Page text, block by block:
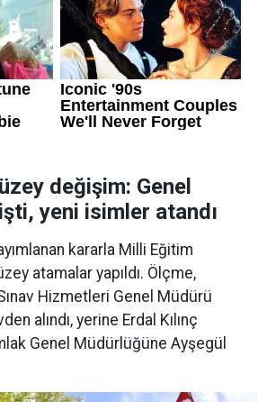
değişim: Genel
yeni isimler atandı
kararla Milli Eğitim
atamalar yapıldı. Ölçme,
Hizmetleri Genel Müdürü
alındı, yerine Erdal Kılınç
Genel Müdürlüğüne Ayşegül